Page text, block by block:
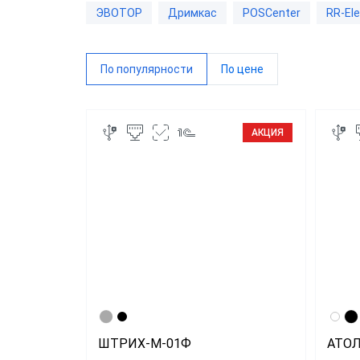
RR-
ЭВОТОР Дримкас POSCenter RR-
По популярности По цене
АКЦИЯ
ШТРИХ-М-01Ф